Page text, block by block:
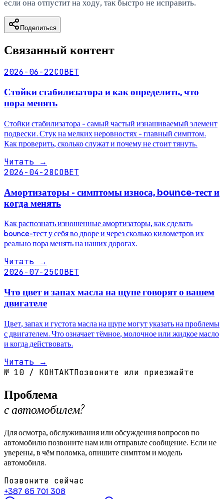
Поделиться
Связанный контент
2026-06-22СОВЕТ
Стойки стабилизатора и как определить, что
пора менять
Стойки стабилизатора - самый частый изнашиваемый элемент
подвески. Стук на мелких неровностях - главный симптом.
Как проверить, сколько служат и почему не стоит тянуть.
Читать →
2026-04-28СОВЕТ
Амортизаторы - симптомы износа, bounce-тест и
когда менять
Как распознать изношенные амортизаторы, как сделать
bounce-тест у себя во дворе и через сколько километров их
реально пора менять на наших дорогах.
Читать →
2026-07-25СОВЕТ
Что цвет и запах масла на щупе говорят о вашем
двигателе
Цвет, запах и густота масла на щупе могут указать на проблемы
с двигателем. Что означает тёмное, молочное или жидкое масло
и когда действовать.
Читать →
№ 10 / КОНТАКТПозвоните или приезжайте
Проблема
с автомобилем?
Для осмотра, обслуживания или обсуждения вопросов по
автомобилю позвоните нам или отправьте сообщение. Если не
уверены, в чём поломка, опишите симптом и модель
автомобиля.
Позвоните сейчас
+387 65 701 308